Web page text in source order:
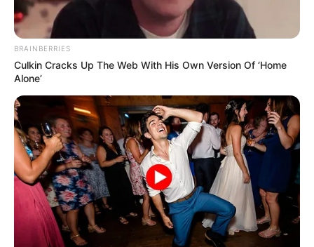
ΤΑΥΤΟΤΗΤΑ ΚΑΙ ΕΠΙΚΟΙΝΩΝΙΑ ΟΡΟΙ ΧΡΗΣΗΣ
BRAINBERRIES
Culkin Cracks Up The Web With His Own Version Of ‘Home
Alone’